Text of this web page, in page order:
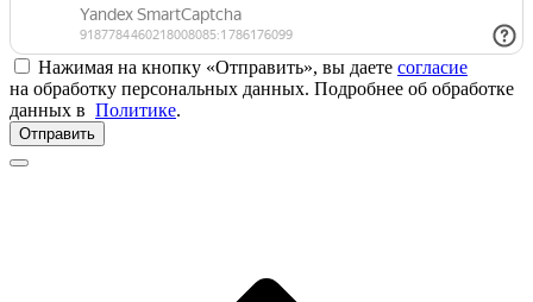
Нажимая на кнопку «Отправить», вы даете согласие
на обработку персональных данных. Подробнее об обработке
данных в Политике.
Отправить